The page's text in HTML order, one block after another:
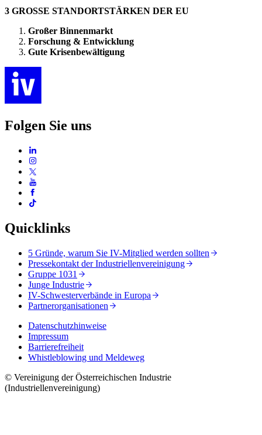
3 GROSSE STANDORTSTÄRKEN DER EU
Großer Binnenmarkt
Forschung & Entwicklung
Gute Krisenbewältigung
Folgen Sie uns
Quicklinks
5 Gründe, warum Sie IV-Mitglied werden sollten
Pressekontakt der Industriellenvereinigung
Gruppe 1031
Junge Industrie
IV-Schwesterverbände in Europa
Partnerorganisationen
Datenschutzhinweise
Impressum
Barrierefreiheit
Whistleblowing und Meldeweg
© Vereinigung der Österreichischen Industrie
(Industriellenvereinigung)